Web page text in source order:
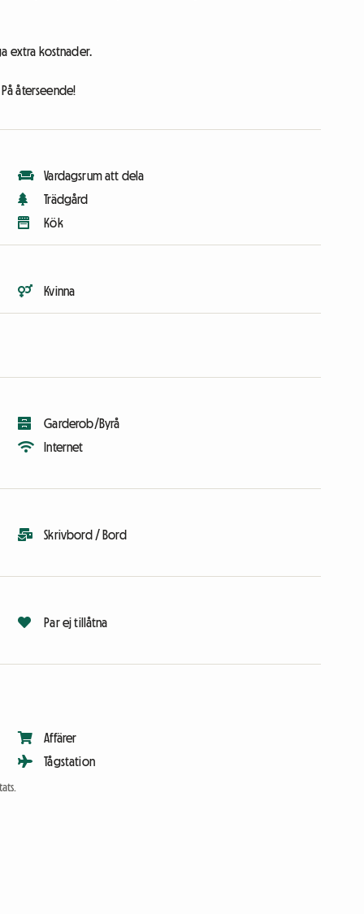
extra kostnader.
återseende!
Vardagsrum att dela
Trädgård
Kök
Kvinna
Garderob/Byrå
Internet
Skrivbord / Bord
Par ej tillåtna
Affärer
Tågstation